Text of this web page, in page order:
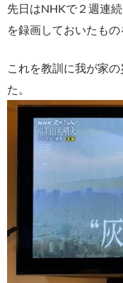
先日はNHKで２週連
を録画しておいたもの
これを教訓に我が家
た。